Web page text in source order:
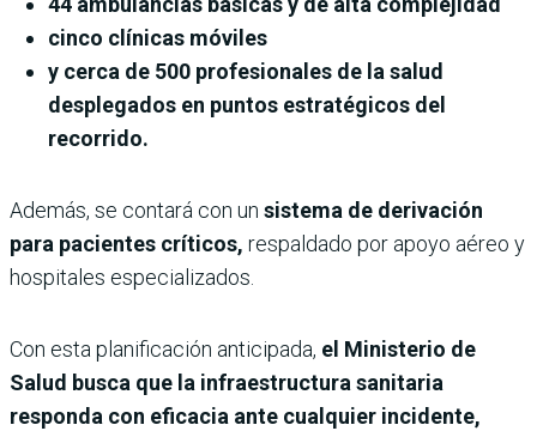
cinco clínicas móviles
y cerca de 500 profesionales de la salud
desplegados en puntos estratégicos del
recorrido.
Además, se contará con un sistema de derivación
para pacientes críticos, respaldado por apoyo aéreo y
hospitales especializados.
Con esta planificación anticipada, el Ministerio de
Salud busca que la infraestructura sanitaria
responda con eficacia ante cualquier incidente,